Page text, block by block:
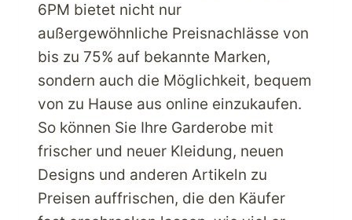
6PM bietet nicht nur
außergewöhnliche Preisnachlässe von
bis zu 75% auf bekannte Marken,
sondern auch die Möglichkeit, bequem
von zu Hause aus online einzukaufen.
So können Sie Ihre Garderobe mit
frischer und neuer Kleidung, neuen
Designs und anderen Artikeln zu
Preisen auffrischen, die den Käufer